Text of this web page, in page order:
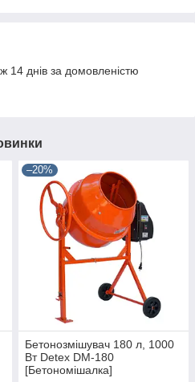
14 днів за домовленістю
–20%
Бетонозмішувач 180 л, 1000
Вт Detex DM-180
[Бетономішалка]